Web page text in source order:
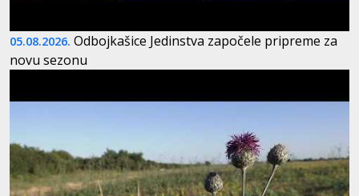
05.08.2026. Odbojkašice Jedinstva započele pripreme za
novu sezonu